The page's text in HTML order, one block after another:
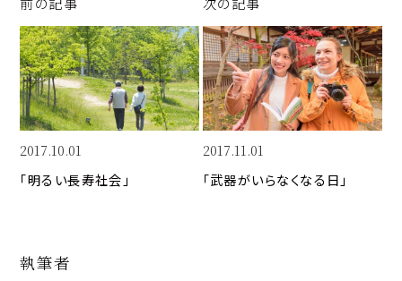
Li
n
k
o
o
k
I
n
2017.10.01
「明るい長寿社会」
2017.11.01
「武器がいらなくなる日」
執筆者